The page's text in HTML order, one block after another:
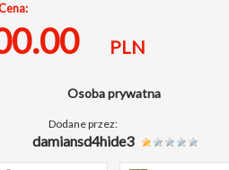
PLN
Osoba prywatna
Dodane przez:
damiansd4hide3